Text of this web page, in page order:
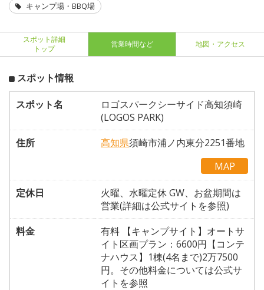
キャンプ場・BBQ場
スポット詳細
トップ
営業時間など 地図・アクセス
スポット情報
スポット名
ロゴスパークシーサイド高知須崎
(LOGOS PARK)
住所
高知県須崎市浦ノ内東分2251番地
MAP
定休日
火曜、水曜定休 GW、お盆期間は
営業(詳細は公式サイトを参照)
料金
有料 【キャンプサイト】オートサ
イト区画プラン：6600円【コンテ
ナハウス】1棟(4名まで)2万7500
円。その他料金については公式サ
イトを参照